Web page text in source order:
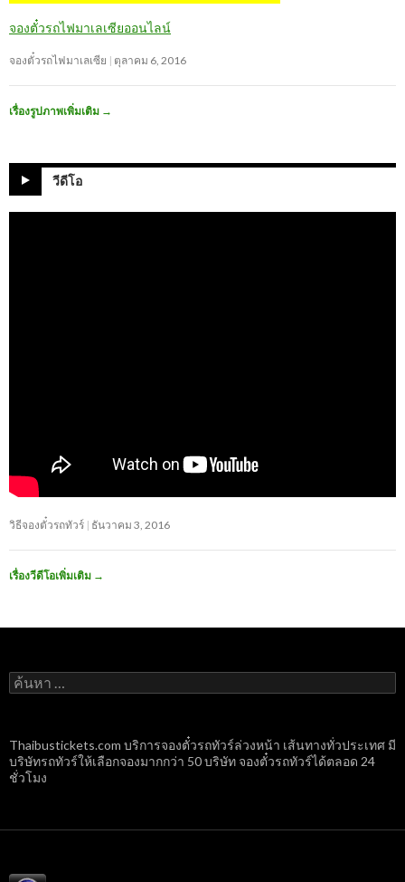
จองตั๋วรถไฟมาเลเซียออนไลน์
จองตั๋วรถไฟมาเลเซีย ตุลาคม 6, 2016
เรื่องรูปภาพเพิ่มเติม →
วีดีโอ
วิธีจองตั๋วรถทัวร์ ธันวาคม 3, 2016
เรื่องวีดีโอเพิ่มเติม →
ค้นหา
สำหรับ:
Thaibustickets.com บริการจองตั๋วรถทัวร์ล่วงหน้า เส้นทางทั่วประเทศ มี
บริษัทรถทัวร์ให้เลือกจองมากกว่า 50 บริษัท จองตั๋วรถทัวร์ได้ตลอด 24
ชั่วโมง